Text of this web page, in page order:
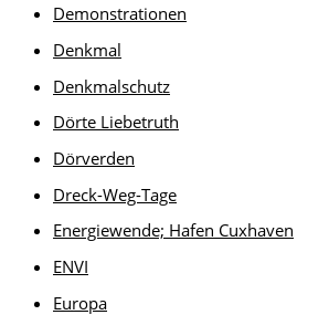
Demonstrationen
Denkmal
Denkmalschutz
Dörte Liebetruth
Dörverden
Dreck-Weg-Tage
Energiewende; Hafen Cuxhaven
ENVI
Europa